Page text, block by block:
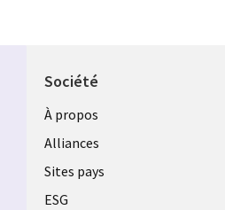
Société
À propos
Alliances
Sites pays
ESG